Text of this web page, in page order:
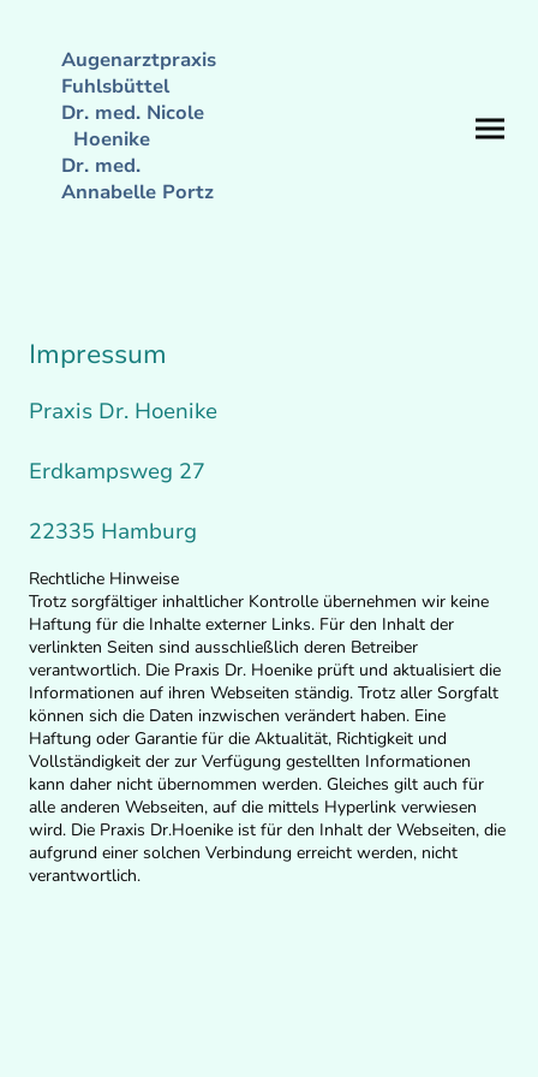
Augenarztpraxis
Fuhlsbüttel
Dr. med. Nicole
Hoenike
Dr. med.
Annabelle Portz
Impressum
Praxis Dr. Hoenike
Erdkampsweg 27
22335 Hamburg
Rechtliche Hinweise
Trotz sorgfältiger inhaltlicher Kontrolle übernehmen wir keine
Haftung für die Inhalte externer Links. Für den Inhalt der
verlinkten Seiten sind ausschließlich deren Betreiber
verantwortlich. Die Praxis Dr. Hoenike prüft und aktualisiert die
Informationen auf ihren Webseiten ständig. Trotz aller Sorgfalt
können sich die Daten inzwischen verändert haben. Eine
Haftung oder Garantie für die Aktualität, Richtigkeit und
Vollständigkeit der zur Verfügung gestellten Informationen
kann daher nicht übernommen werden. Gleiches gilt auch für
alle anderen Webseiten, auf die mittels Hyperlink verwiesen
wird. Die Praxis Dr.Hoenike ist für den Inhalt der Webseiten, die
aufgrund einer solchen Verbindung erreicht werden, nicht
verantwortlich.